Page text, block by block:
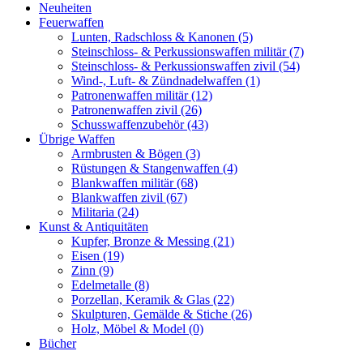
Neuheiten
Feuerwaffen
Lunten, Radschloss & Kanonen (5)
Steinschloss- & Perkussionswaffen militär(7)
Steinschloss- & Perkussionswaffen zivil (54)
Wind-, Luft- & Zündnadelwaffen (1)
Patronenwaffen militär(12)
Patronenwaffen zivil (26)
Schusswaffenzubehör(43)
Übrige Waffen
Armbrusten & Bögen (3)
Rüstungen & Stangenwaffen (4)
Blankwaffen militär(68)
Blankwaffen zivil (67)
Militaria (24)
Kunst & Antiquitäten
Kupfer, Bronze & Messing (21)
Eisen (19)
Zinn (9)
Edelmetalle (8)
Porzellan, Keramik & Glas (22)
Skulpturen, Gemälde & Stiche (26)
Holz, Möbel & Model (0)
Bücher